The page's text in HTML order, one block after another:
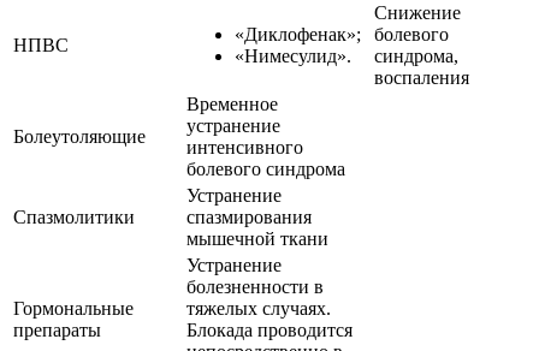
НПВС
«Диклофенак»;
«Нимесулид».
Снижение
болевого
синдрома,
воспаления
Болеутоляющие
Временное
устранение
интенсивного
болевого синдрома
Спазмолитики
Устранение
спазмирования
мышечной ткани
Гормональные
препараты
Устранение
болезненности в
тяжелых случаях.
Блокада проводится